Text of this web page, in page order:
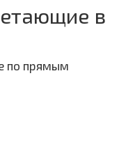
в
по прямым